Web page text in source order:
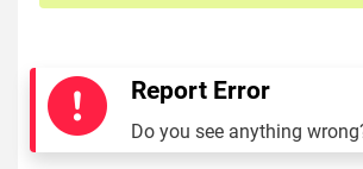
Report Error
Do you see anything